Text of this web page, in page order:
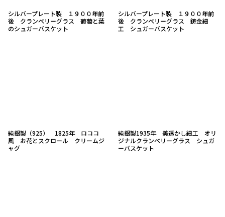
シルバープレート製 １９００年前
後 クランベリーグラス 葡萄と葉
のシュガーバスケット
シルバープレート製 １９００年前
後 クランベリーグラス 鋳金細
工 シュガーバスケット
純銀製（925） 1825年 ロココ
風 お花とスクロール クリームジ
ャグ
純銀製1935年 美透かし細工 オリ
ジナルクランベリーグラス シュガ
ーバスケット